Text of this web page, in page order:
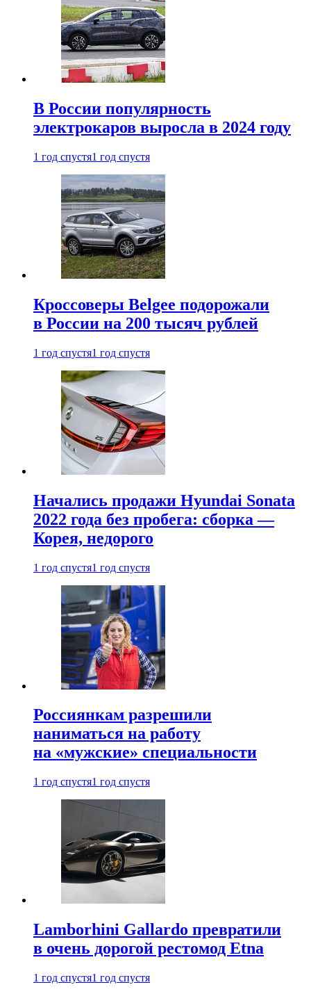
В России популярность
электрокаров выросла в 2024 году
1 год спустя1 год спустя
Кроссоверы Belgee подорожали
в России на 200 тысяч рублей
1 год спустя1 год спустя
Начались продажи Hyundai Sonata
2022 года без пробега: сборка —
Корея, недорого
1 год спустя1 год спустя
Россиянкам разрешили
наниматься на работу
на «мужские» специальности
1 год спустя1 год спустя
Lamborhini Gallardo превратили
в очень дорогой рестомод Etna
1 год спустя1 год спустя